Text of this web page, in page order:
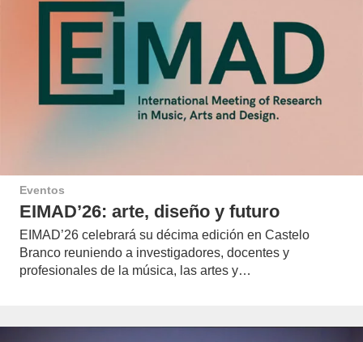
Eventos
EIMAD’26: arte, diseño y futuro
EIMAD’26 celebrará su décima edición en Castelo
Branco reuniendo a investigadores, docentes y
profesionales de la música, las artes y…